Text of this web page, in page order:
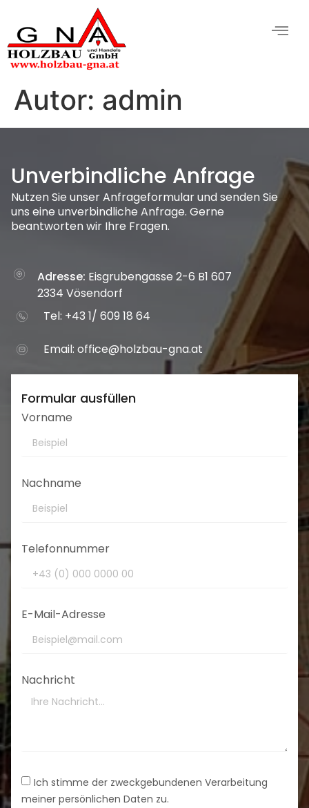
Autor: admin
Unverbindliche Anfrage
Nutzen Sie unser Anfrageformular und senden Sie
uns eine unverbindliche Anfrage. Gerne
beantworten wir Ihre Fragen.
Adresse: Eisgrubengasse 2-6 B1 607
2334 Vösendorf
Tel: +43 1/ 609 18 64
Email: office@holzbau-gna.at
Formular ausfüllen
Vorname
Nachname
Telefonnummer
E-Mail-Adresse
Nachricht
Ich stimme der zweckgebundenen Verarbeitung
meiner persönlichen Daten zu.